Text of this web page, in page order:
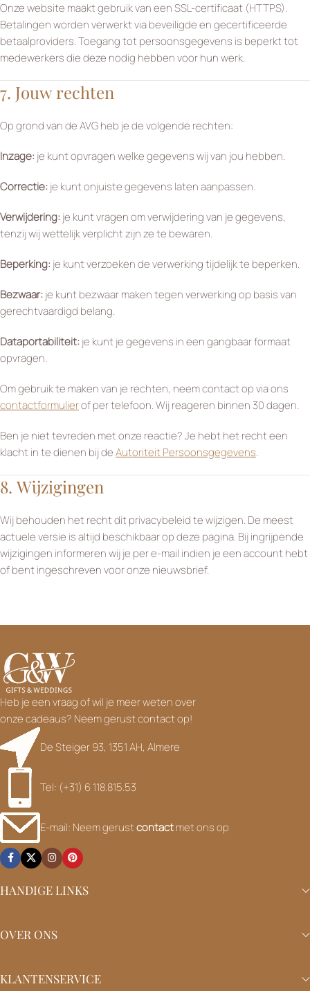
Onze website maakt gebruik van een SSL-certificaat (HTTPS).
Betalingen worden verwerkt via beveiligde en gecertificeerde
betaalproviders. Toegang tot persoonsgegevens is beperkt tot
medewerkers die deze nodig hebben voor hun werk.
7. Jouw rechten
Op grond van de AVG heb je de volgende rechten:
Inzage:je kunt opvragen welke gegevens wij van jou hebben.
Correctie:je kunt onjuiste gegevens laten aanpassen.
Verwijdering:je kunt vragen om verwijdering van je gegevens,
tenzij wij wettelijk verplicht zijn ze te bewaren.
Beperking:je kunt verzoeken de verwerking tijdelijk te beperken.
Bezwaar:je kunt bezwaar maken tegen verwerking op basis van
gerechtvaardigd belang.
Dataportabiliteit:je kunt je gegevens in een gangbaar formaat
opvragen.
Om gebruik te maken van je rechten, neem contact op via ons
contactformulierof per telefoon. Wij reageren binnen 30 dagen.
Ben je niet tevreden met onze reactie? Je hebt het recht een
klacht in te dienen bij deAutoriteit Persoonsgegevens.
8. Wijzigingen
Wij behouden het recht dit privacybeleid te wijzigen. De meest
actuele versie is altijd beschikbaar op deze pagina. Bij ingrijpende
wijzigingen informeren wij je per e-mail indien je een account hebt
of bent ingeschreven voor onze nieuwsbrief.
Heb je een vraag of wil je meer weten over
onze cadeaus? Neem gerust contact op!
De Steiger 93, 1351 AH, Almere
Tel: (+31) 6 118.815.53
E-mail: Neem gerustcontactmet ons op
HANDIGE LINKS
OVER ONS
KLANTENSERVICE